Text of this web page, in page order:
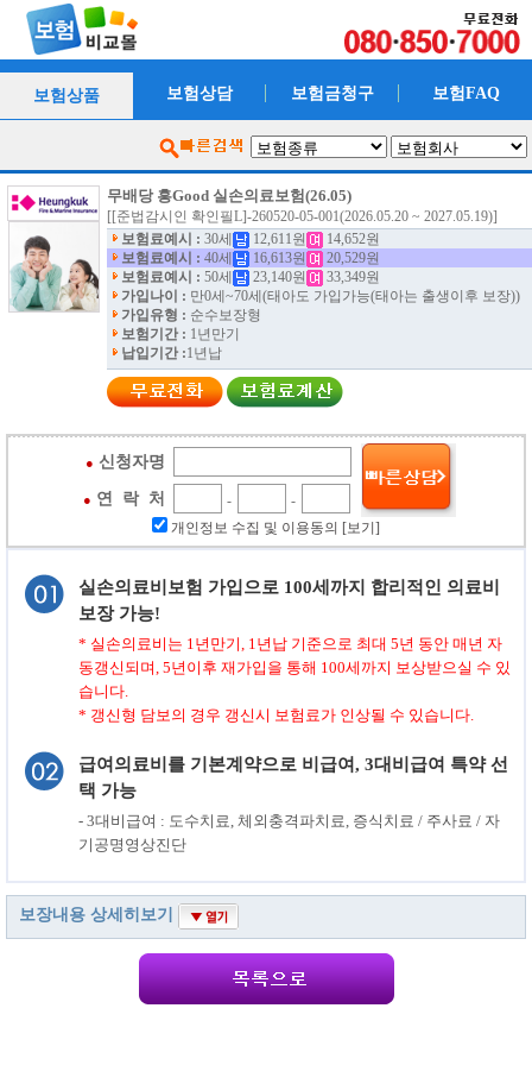
보험상품 보험상담 보험금청구 보험FAQ
무배당 흥Good 실손의료보험(26.05)
[[준법감시인 확인필L]-260520-05-001(2026.05.20 ~ 2027.05.19)]
보험료예시 : 30세 12,611원
14,652원
보험료예시 : 40세 16,613원
20,529원
보험료예시 : 50세 23,140원
33,349원
가입나이 : 만0세~70세(태아도 가입가능(태아는 출생이후 보장))
가입유형 : 순수보장형
보험기간 : 1년만기
납입기간 :1년납
● 신청자명
● 연 락 처 -
-
개인정보 수집 및 이용동의 [보기]
실손의료비보험 가입으로 100세까지 합리적인 의료비
보장 가능!
* 실손의료비는 1년만기, 1년납 기준으로 최대 5년 동안 매년 자
동갱신되며, 5년이후 재가입을 통해 100세까지 보상받으실 수 있
습니다.
* 갱신형 담보의 경우 갱신시 보험료가 인상될 수 있습니다.
급여의료비를 기본계약으로 비급여, 3대비급여 특약 선
택 가능
- 3대비급여 : 도수치료, 체외충격파치료, 증식치료 / 주사료 / 자
기공명영상진단
보장내용 상세히보기